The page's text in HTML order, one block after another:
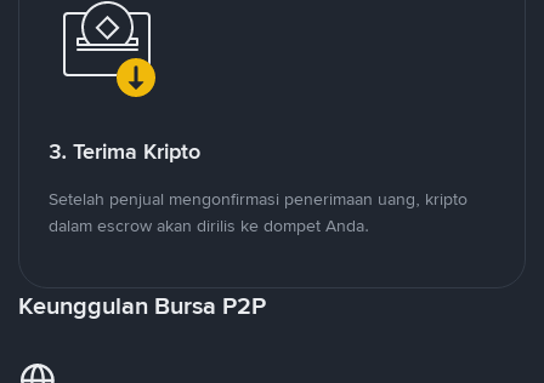
3. Terima Kripto
Setelah penjual mengonfirmasi penerimaan uang, kripto
dalam escrow akan dirilis ke dompet Anda.
Keunggulan Bursa P2P